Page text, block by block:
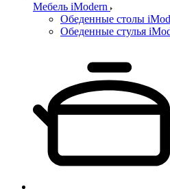
Мебель iModern
Обеденные столы
Обеденные стулья